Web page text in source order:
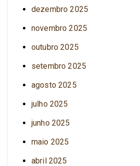
dezembro 2025
novembro 2025
outubro 2025
setembro 2025
agosto 2025
julho 2025
junho 2025
maio 2025
abril 2025